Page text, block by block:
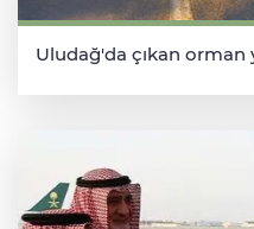
Uludağ'da çıkan orman